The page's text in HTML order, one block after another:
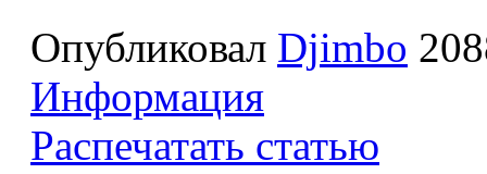
Опубликовал Djimbo
Информация
Распечатать статью